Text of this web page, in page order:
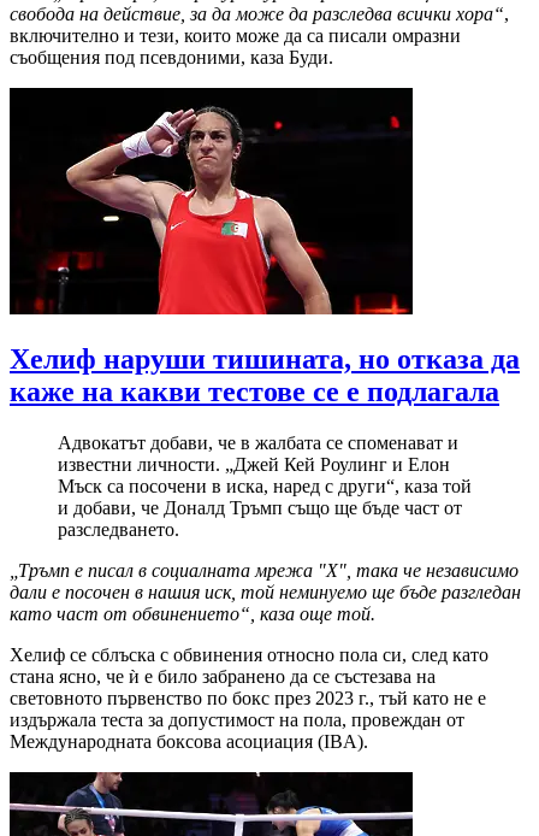
свобода на действие, за да може да разследва всички хора“,
включително и тези, които може да са писали омразни
съобщения под псевдоними, каза Буди.
Хелиф наруши тишината, но отказа да
каже на какви тестове се е подлагала
Адвокатът добави, че в жалбата се споменават и
известни личности. „Джей Кей Роулинг и Елон
Мъск са посочени в иска, наред с други“, каза той
и добави, че Доналд Тръмп също ще бъде част от
разследването.
„Тръмп е писал в социалната мрежа "Х", така че независимо
дали е посочен в нашия иск, той неминуемо ще бъде разгледан
като част от обвинението“, каза още той.
Хелиф се сблъска с обвинения относно пола си, след като
стана ясно, че ѝ е било забранено да се състезава на
световното първенство по бокс през 2023 г., тъй като не е
издържала теста за допустимост на пола, провеждан от
Международната боксова асоциация (IBA).